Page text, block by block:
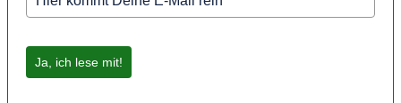
Ja, ich lese mit!